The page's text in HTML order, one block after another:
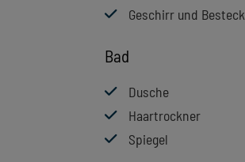
Geschirr und Besteck
Bad
Dusche
Haartrockner
Spiegel